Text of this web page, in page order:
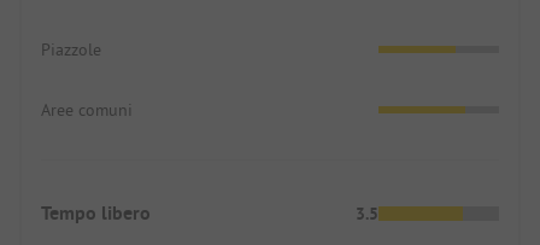
Piazzole
Aree comuni
Tempo libero 3.5